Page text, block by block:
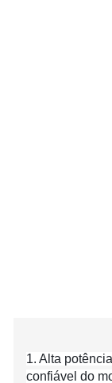
1. Alta
confiável do